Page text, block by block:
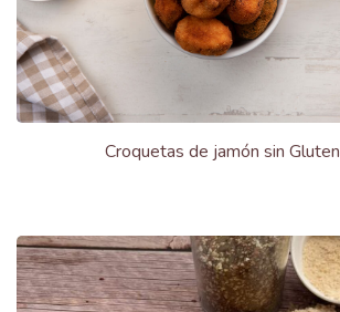
Croquetas de jamón sin Gluten